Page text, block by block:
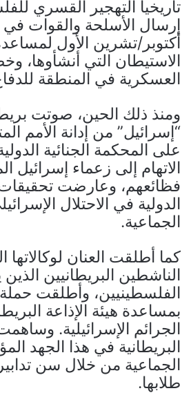
تاريخيا التهجير القسري
إرسال الأسلحة والقوات في
أكتوبر/تشرين الأول
الاستيطان التي أنشأوها،
العسكرية في المنطقة
ومنذ ذلك الحين، صوتت
“إسرائيل” من إدانة الأمم
على المحكمة الجنائية
الاتهام إلى زعماء
فظائعهم، وعارضت
الدولية في الاحتلال
الجماعية.
كما أطلقت العنان
الناشطين البريطانيين
الفلسطينيين، وأطلقت
بمساعدة هيئة الإذاعة
الجرائم الإسرائيلية.
البريطانية في هذا الجهد
الجماعية من خلال سن
طلابها.